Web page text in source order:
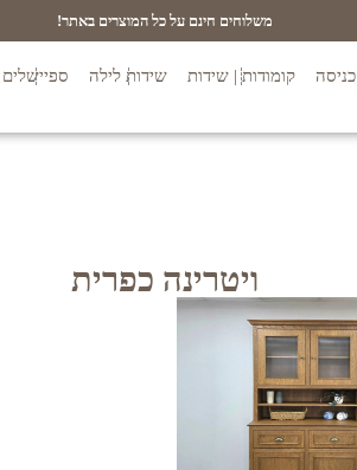
משלוחים חינם על כל המוצרים באתר!
קומודות | שידות שידות לילה ספיישלים
ויטרינה כפרית